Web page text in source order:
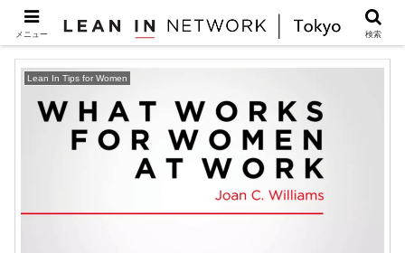
Lean In Tips
Lean In Tips for Women
メニュー 検索